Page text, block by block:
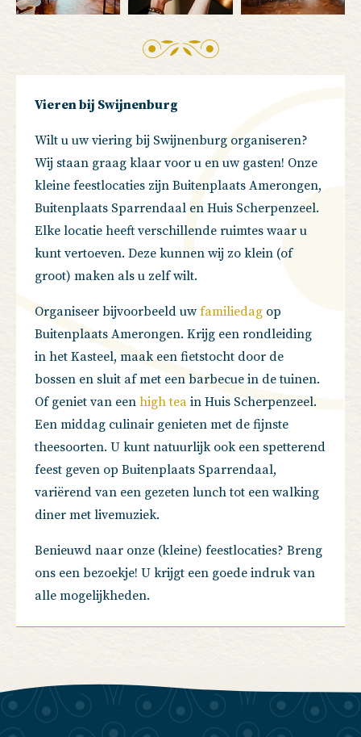
Vieren bij Swijnenburg
Wilt u uw viering bij Swijnenburg organiseren?
Wij staan graag klaar voor u en uw gasten! Onze
kleine feestlocaties zijn Buitenplaats Amerongen,
Buitenplaats Sparrendaal en Huis Scherpenzeel.
Elke locatie heeft verschillende ruimtes waar u
kunt vertoeven. Deze kunnen wij zo klein (of
groot) maken als u zelf wilt.
Organiseer bijvoorbeeld uwfamiliedag op
Buitenplaats Amerongen. Krijg een rondleiding
in het Kasteel, maak een fietstocht door de
bossen en sluit af met een barbecue in de tuinen.
Of geniet van eenhigh tea in Huis Scherpenzeel.
Een middag culinair genieten met de fijnste
theesoorten. U kunt natuurlijk ook een spetterend
feest geven op Buitenplaats Sparrendaal,
variërend van een gezeten lunch tot een walking
diner met livemuziek.
Benieuwd naar onze (kleine) feestlocaties? Breng
ons een bezoekje! U krijgt een goede indruk van
alle mogelijkheden.